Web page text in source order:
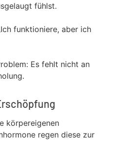
fühlst.
funktioniere, aber ich
Es fehlt nicht an
körpereigenen
regen diese zur